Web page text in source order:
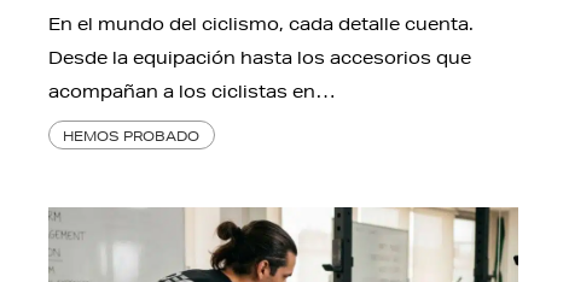
En el mundo del ciclismo, cada detalle cuenta.
Desde la equipación hasta los accesorios que
acompañan a los ciclistas en…
HEMOS PROBADO